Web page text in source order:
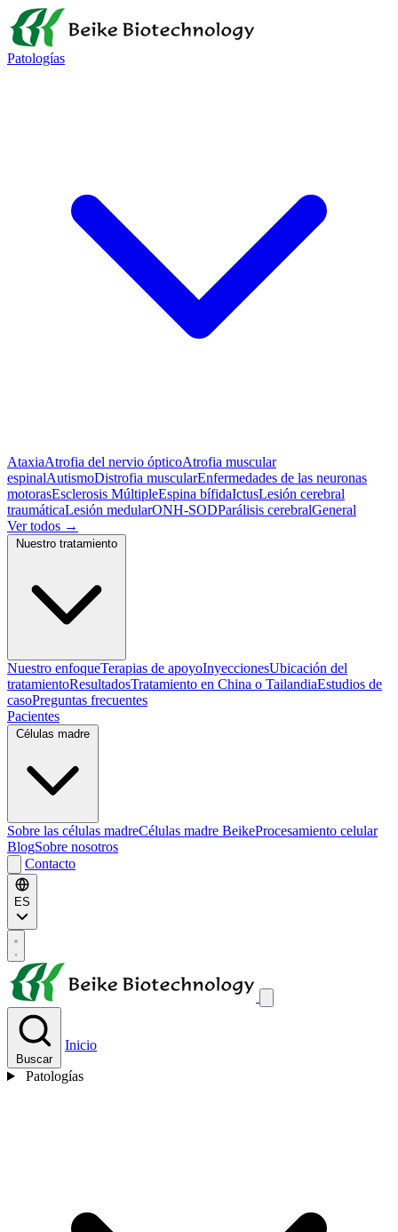
Patologías
AtaxiaAtrofia del nervio ópticoAtrofia muscular
espinalAutismoDistrofia muscularEnfermedades de las neuronas
motorasEsclerosis MúltipleEspina bífidaIctusLesión cerebral
traumáticaLesión medularONH-SODParálisis cerebralGeneral
Ver todos →
Nuestro enfoqueTerapias de apoyoInyeccionesUbicación del
tratamientoResultadosTratamiento en China o TailandiaEstudios de
casoPreguntas frecuentes
Pacientes
Sobre las células madreCélulas madre BeikeProcesamiento celular
BlogSobre nosotros
Contacto
ES
Buscar
Inicio
Patologías